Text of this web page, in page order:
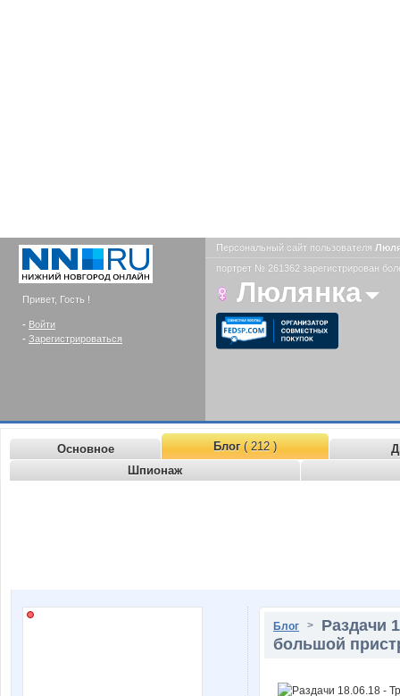
Привет, Гость !
- Войти
- Зарегистрироваться
Персональный сайт пользователя
портрет № 261362 зарегистрирован
Люлянка
Основное Блог( 212 )
Шпионаж
Блог > Раздачи
большой